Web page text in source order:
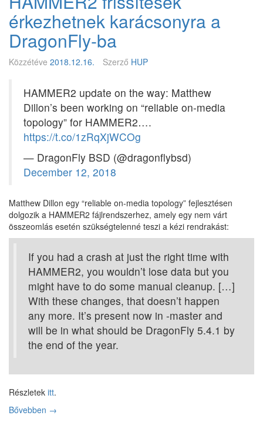
s
(
n
e
m
)
5
.
4
.
érkezhetnek karácsonyra a
DragonFly-ba
Közzétéve 2018.12.16. Szerző HUP
HAMMER2 update on the way: Matthew
Dillon’s been working on “reliable on-media
topology” for HAMMER2….
https://t.co/1zRqXjWCOg
— DragonFly BSD (@dragonflybsd)
December 12, 2018
Matthew Dillon egy “reliable on-media topology” fejlesztésen
dolgozik a HAMMER2 fájlrendszerhez, amely egy nem várt
összeomlás esetén szükségtelenné teszi a kézi rendrakást:
If you had a crash at just the right time with
HAMMER2, you wouldn’t lose data but you
might have to do some manual cleanup. […]
With these changes, that doesn’t happen
any more. It’s present now in -master and
will be in what should be DragonFly 5.4.1 by
the end of the year.
Részletek itt.
Bővebben M
→